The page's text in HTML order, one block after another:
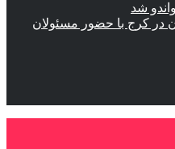
شد
در کرج با حضور مسئولان